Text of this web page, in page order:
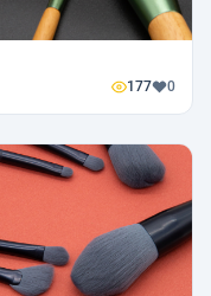
177 0